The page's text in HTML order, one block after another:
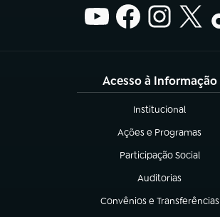
Acesso à Informação
Institucional
(abre em nova aba)
Ações e Programas
(abre em nova aba)
Participação Social
(abre em nova aba)
Auditorias
(abre em nova aba)
Convênios e Transferências
(abre em nova aba)